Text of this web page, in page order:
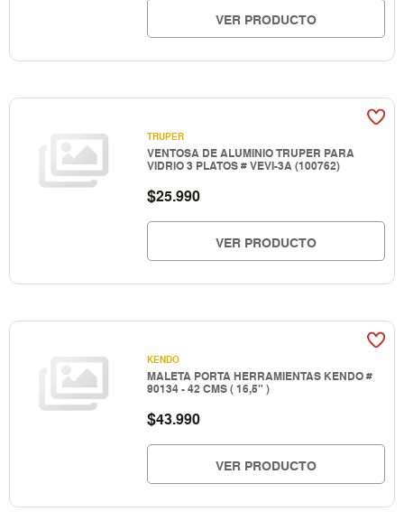
VER PRODUCTO
TRUPER
VENTOSA DE ALUMINIO TRUPER PARA
VIDRIO 3 PLATOS # VEVI-3A (100762)
$25.990
VER PRODUCTO
KENDO
MALETA PORTA HERRAMIENTAS KENDO #
90134 - 42 CMS ( 16,5" )
$43.990
VER PRODUCTO